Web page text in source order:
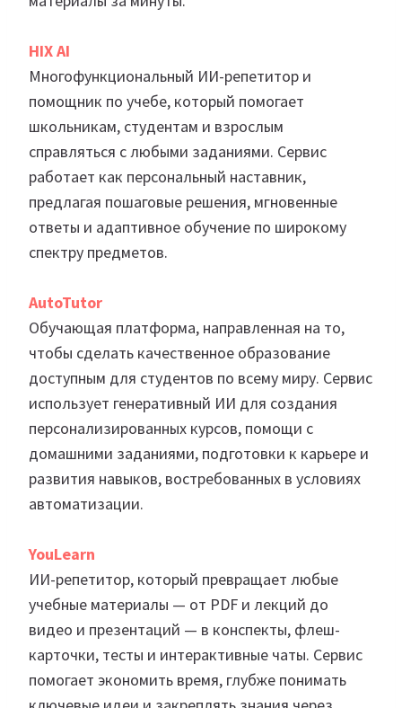
HIX AI
Многофункциональный ИИ-репетитор и
помощник по учебе, который помогает
школьникам, студентам и взрослым
справляться с любыми заданиями. Сервис
работает как персональный наставник,
предлагая пошаговые решения, мгновенные
ответы и адаптивное обучение по широкому
спектру предметов.
AutoTutor
Обучающая платформа, направленная на то,
чтобы сделать качественное образование
доступным для студентов по всему миру. Сервис
использует генеративный ИИ для создания
персонализированных курсов, помощи с
домашними заданиями, подготовки к карьере и
развития навыков, востребованных в условиях
автоматизации.
YouLearn
ИИ-репетитор, который превращает любые
учебные материалы — от PDF и лекций до
видео и презентаций — в конспекты, флеш-
карточки, тесты и интерактивные чаты. Сервис
помогает экономить время, глубже понимать